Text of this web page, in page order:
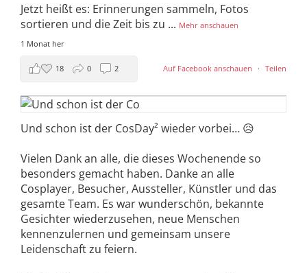
Jetzt heißt es: Erinnerungen sammeln, Fotos
sortieren und die Zeit bis zu ... Mehr anschauen
1 Monat her
Auf Facebook anschauen · Teilen
18 0 2
Und schon ist der CosDay² wieder vorbei… 😥
Vielen Dank an alle, die dieses Wochenende so
besonders gemacht haben. Danke an alle
Cosplayer, Besucher, Aussteller, Künstler und das
gesamte Team. Es war wunderschön, bekannte
Gesichter wiederzusehen, neue Menschen
kennenzulernen und gemeinsam unsere
Leidenschaft zu feiern.